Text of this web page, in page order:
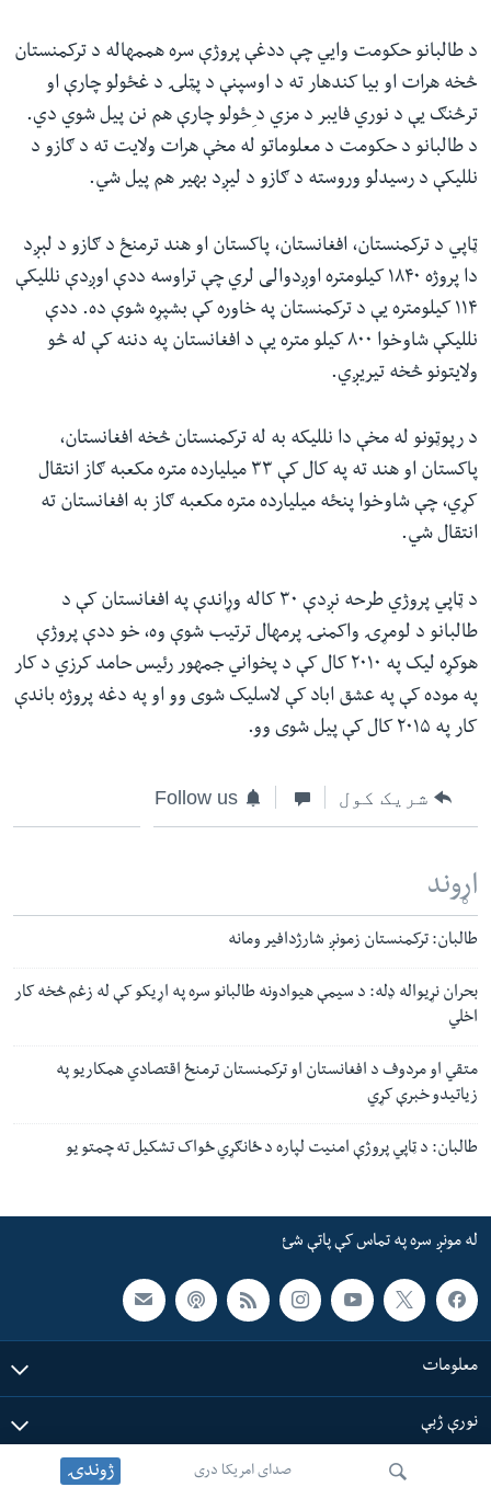
صدای امریکا دری ژوندۍ
د طالبانو حکومت وايي چې ددغې پروژې سره هممهاله د ترکمنستان
څخه هرات او بیا کندهار ته د اوسپنې د پټلۍ د غځولو چارې او
ترڅنګ یې د نوري فایبر د مزي د ِځولو چارې هم نن پیل شوي دي.
د طالبانو د حکومت د معلوماتو له مخې هرات ولایت ته د ګازو د
نللیکې د رسیدلو وروسته د ګازو د لیږد بهیر هم پیل شي.
ټاپي د ترکمنستان، افغانستان، پاکستان او هند ترمنځ د ګازو د لېږد
دا پروژه ۱۸۴۰ کیلومتره اوږدوالی لري چې تراوسه ددې اوږدې نللیکې
۱۱۴ کیلومتره یې د ترکمنستان په خاوره کې بشپړه شوې ده. ددې
نللیکې شاوخوا ۸۰۰ کیلو متره یې د افغانستان په دننه کې له څو
ولایتونو څخه تیریږي.
د رپوټونو له مخې دا نللیکه به له ترکمنستان څخه افغانستان،
پاکستان او هند ته په کال کې ۳۳ میلیارده متره مکعبه ګاز انتقال
کړي، چې شاوخوا پنځه میلیارده متره مکعبه ګاز به افغانستان ته
انتقال شي.
د ټاپي پروژي طرحه نږدې ۳۰ کاله وړاندې په افغانستان کې د
طالبانو د لومړۍ واکمنۍ پرمهال ترتیب شوې وه، خو ددې پروژې
هوکړه لیک په ۲۰۱۰ کال کې د پخواني جمهور رئیس حامد کرزي د کار
په موده کې په عشق اباد کې لاسلیک شوی وو او په دغه پروژه باندې
کار په ۲۰۱۵ کال کې پیل شوی وو.
شریک کول Follow us
اړوند
طالبان: ترکمنستان زمونږ شارژدافیر ومانه
بحران نړیواله ډله: د سیمې هیوادونه طالبانو سره په اړیکو کې له زغم څخه کار
اخلي
متقي او مردوف د افغانستان او ترکمنستان ترمنځ اقتصادي همکاریو په
زیاتیدو خبرې کړي
طالبان: د ټاپي پروژې امنیت لپاره د ځانګړي ځواک تشکیل ته چمتو یو
له مونږ سره په تماس کې پاتې شئ
معلومات
نورې ژبې